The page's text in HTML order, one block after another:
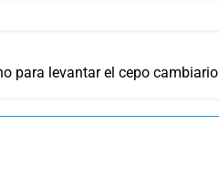
para levantar el cepo cambiario